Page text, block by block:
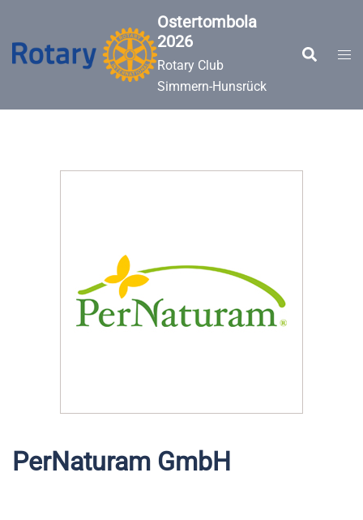
springen
Ostertombola
2026
Rotary Club
Simmern-Hunsrück
Suche
PerNaturam GmbH